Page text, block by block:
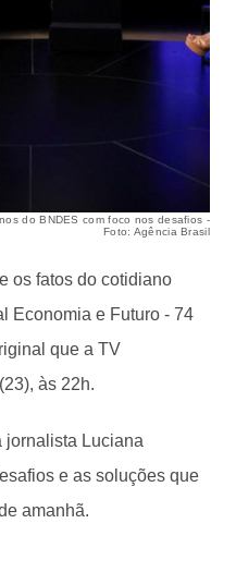
do BNDES com foco nos desafios -
Foto: Agência Brasil
os fatos do cotidiano
Economia e Futuro - 74
que a TV
às 22h.
jornalista Luciana
e as soluções que
amanhã.